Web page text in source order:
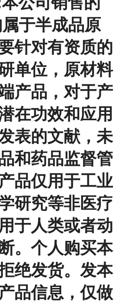
于半成品原
针对有资质的
单位，原材料
产品，对于产
在功效和应用
表的文献，未
和药品监督管
品仅用于工业
研究等非医疗
于人类或者动
。个人购买本
绝发货。发本
品信息，仅做